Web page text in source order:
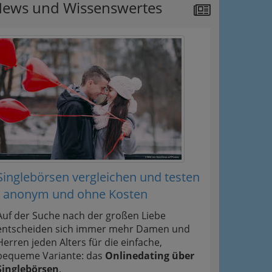
und Wissenswertes
vergleichen und testen
anonym und ohne Kosten
der Suche nach der großen Liebe
sich immer mehr Damen und
jeden Alters für die einfache,
Variante: das Onlinedating über
.